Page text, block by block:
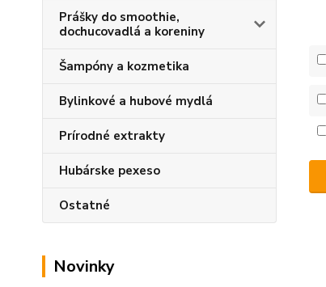
Prášky do smoothie,
dochucovadlá a koreniny
Šampóny a kozmetika
Bylinkové a hubové mydlá
Prírodné extrakty
Hubárske pexeso
Ostatné
Novinky